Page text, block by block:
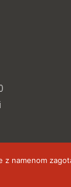
Fakulteta
z namenom